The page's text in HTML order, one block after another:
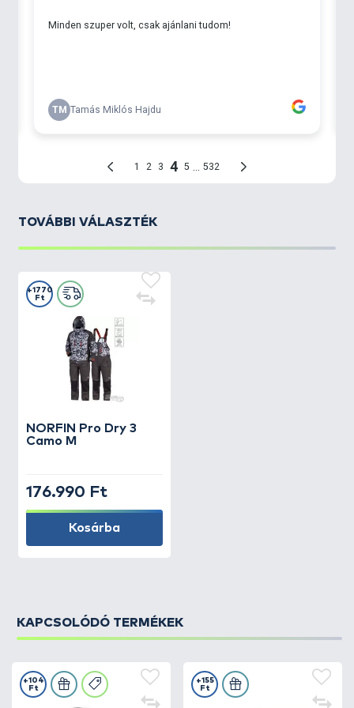
valamint egy gombbal rögzíthető
könnyű a le, és felvétele
TOVÁBBI VÁLASZTÉK
NORFIN
Pro Dry 3
Camo M
+1770
Ft
176.990 Ft
Kosárba
KAPCSOLÓDÓ TERMÉKEK
+104
Ft
+155
Ft